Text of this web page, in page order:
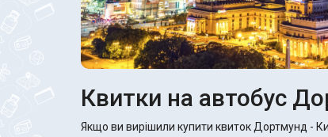
Квитки на автобус
Якщо ви вирішили купити квиток Дортмунд -